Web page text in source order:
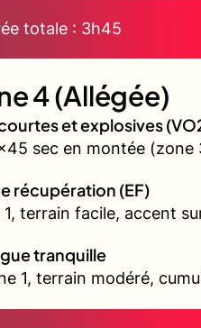
totale : 3h45
4 (Allégée)
et explosives
sec en montée (zone
récupération (EF)
1, terrain facile, accent
tranquille
1, terrain modéré,